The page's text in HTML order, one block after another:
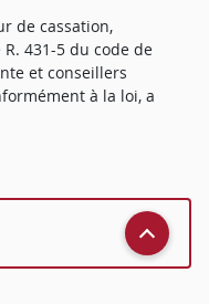
de cassation,
431-5 du code de
et conseillers
à la loi, a